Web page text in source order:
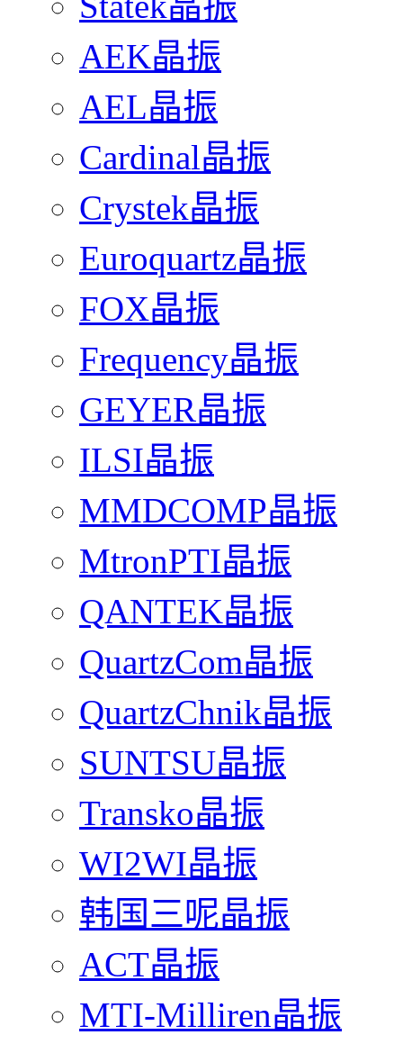
AEK晶振
AEL晶振
Cardinal晶振
Crystek晶振
Euroquartz晶振
FOX晶振
Frequency晶振
GEYER晶振
ILSI晶振
MMDCOMP晶振
MtronPTI晶振
QANTEK晶振
QuartzCom晶振
QuartzChnik晶振
SUNTSU晶振
Transko晶振
WI2WI晶振
韩国三呢晶振
ACT晶振
MTI-Milliren晶振